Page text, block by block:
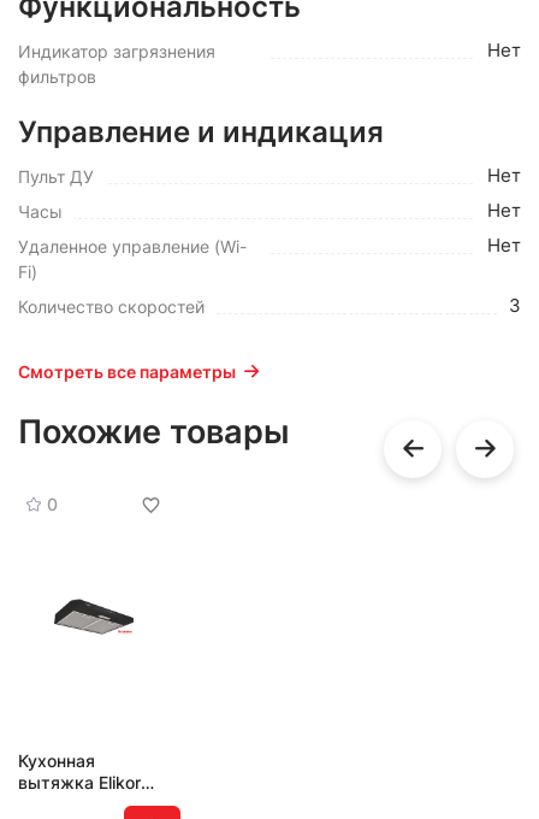
Индикатор загрязнения
фильтров
Нет
Управление и индикация
Пульт ДУ Нет
Часы Нет
Удаленное управление (Wi-
Fi)
Нет
Количество скоростей 3
Смотреть все параметры
Похожие товары
0
Кухонная
вытяжка Elikor